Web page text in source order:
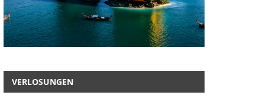
VERLOSUNGEN